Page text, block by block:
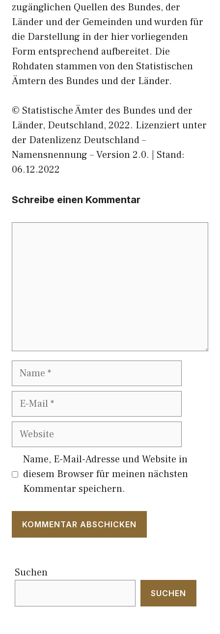
zugänglichen Quellen des Bundes, der
Länder und der Gemeinden und wurden für
die Darstellung in der hier vorliegenden
Form entsprechend aufbereitet. Die
Rohdaten stammen von den Statistischen
Ämtern des Bundes und der Länder.
© Statistische Ämter des Bundes und der
Länder, Deutschland, 2022. Lizenziert unter
der Datenlizenz Deutschland –
Namensnennung – Version 2.0. | Stand:
06.12.2022
Schreibe einen Kommentar
Name
E-
Website
Name, E-Mail-Adresse und Website in
diesem Browser für meinen nächsten
Kommentar speichern.
Suchen
SUCHEN